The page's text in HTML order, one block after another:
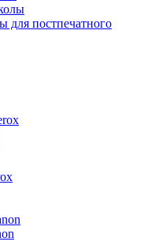
для постпечатного